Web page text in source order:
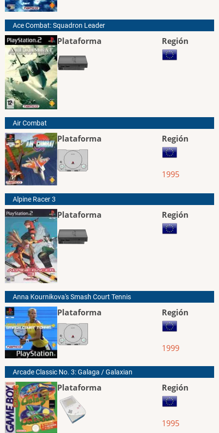
Ace Combat: Squadron Leader
Plataforma Región
Air Combat
Plataforma Región
1995
Alpine Racer 3
Plataforma Región
Anna Kournikova's Smash Court Tennis
Plataforma Región
1999
Arcade Classic No. 3: Galaga / Galaxian
Plataforma Región
1995